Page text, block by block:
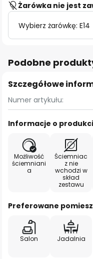
Żarówka nie jest
Wybierz żarówkę: E14
Podobne
Szczegółowe
Numer artykułu:
Informacje o
Możliwość
ściemniani
a
Ściemniac
z nie
wchodzi w
skład
zestawu
Preferowane
Salon Jadalnia